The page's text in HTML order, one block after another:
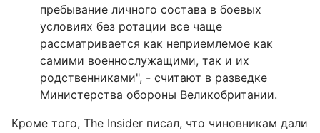
пребывание личного состава в боевых
условиях без ротации все чаще
рассматривается как неприемлемое как
самими военнослужащими, так и их
родственниками", - считают в разведке
Министерства обороны Великобритании.
Кроме того, The Insider писал, что чиновникам дали